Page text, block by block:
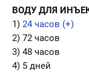
ВОДУ ДЛЯ
1) 24 часов (+)
2) 72 часов
3) 48 часов
4) 5 дней